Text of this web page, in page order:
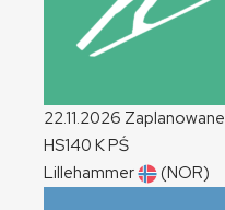
22.11.2026 Zaplanowane
HS140 KPŚ
Lillehammer
(NOR)